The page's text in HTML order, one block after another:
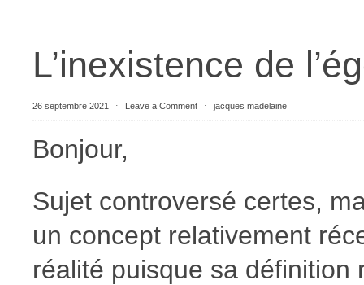
L’inexistence de
26 septembre 2021 ⋅ Leave a Comment ⋅ jacques madelaine
Bonjour,
Sujet controversé certes,
un concept relativement
réalité puisque sa